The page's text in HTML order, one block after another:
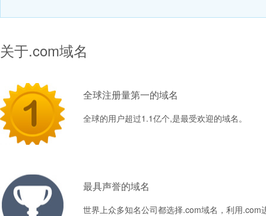
关于.com域名
全球注册量第一的域名
全球的用户超过1.1亿个,是最受欢迎的域名。
最具声誉的域名
世界上众多知名公司都选择.com域名，利用.com